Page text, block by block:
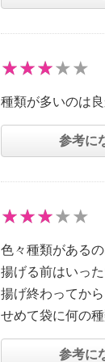
種類が多いのは
参考に
色々種類がある
揚げる前はいっ
揚げ終わってか
せめて袋に何の
参考に